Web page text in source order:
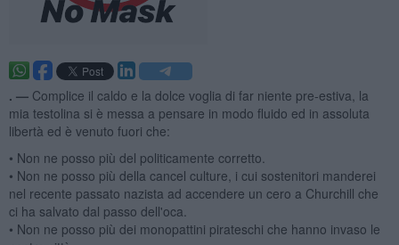
. — Complice il caldo e la dolce voglia di far niente pre-estiva, la
mia testolina si è messa a pensare in modo fluido ed in assoluta
libertà ed è venuto fuori che:
• Non ne posso più del politicamente corretto.
• Non ne posso più della cancel culture, i cui sostenitori manderei
nel recente passato nazista ad accendere un cero a Churchill che
ci ha salvato dal passo dell'oca.
• Non ne posso più dei monopattini pirateschi che hanno invaso le